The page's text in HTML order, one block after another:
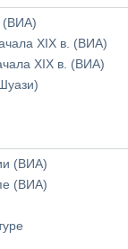
(ВИА)
XIX в. (ВИА)
XIX в. (ВИА)
(ВИА)
(ВИА)